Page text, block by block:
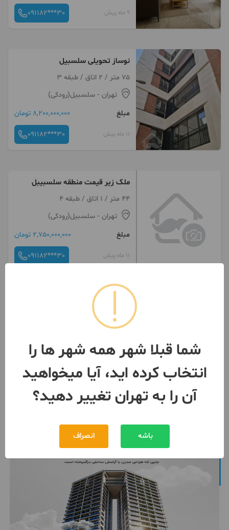
9 ماه پیش 091182***30
نوساز تحویلی سلسبیل
75 متر / 2 اتاق / طبقه 3
تهران - سلسبیل(رودکی)
مبلغ
8,200,000,000 تومان
11 ماه پیش 091182***30
ملک زیر قیمت منطقه سلسبیبل
44 متر / 1 اتاق / طبقه 4
تهران - سلسبیل(رودکی)
مبلغ
2,750,000,000 تومان
11 ماه پیش 091182***30
1 اتاق / ساخت 1374
مبلغ
2,950,000,000 تومان
بیش از 12 ماه پیش 091947***28
شما قبلا شهر همه شهر ها را
انتخاب کرده اید، آیا میخواهید
آن را به تهران تغییر دهید؟
باشه انصراف